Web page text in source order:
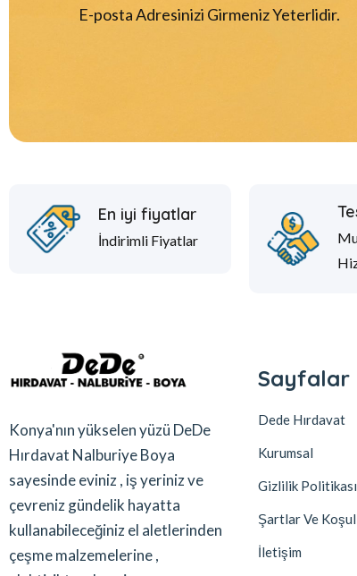
E-posta Adresinizi Girmeniz Yeterlidir.
En iyi fiyatlar
İndirimli Fiyatlar
Konya'nın yükselen yüzü DeDe
Hırdavat Nalburiye Boya
sayesinde eviniz , iş yeriniz ve
çevreniz gündelik hayatta
kullanabileceğiniz el aletlerinden
çeşme malzemelerine ,
Sayfalar
Dede Hırdavat
Kurumsal
Gizlilik Politikası
Şartlar Ve
İletişim